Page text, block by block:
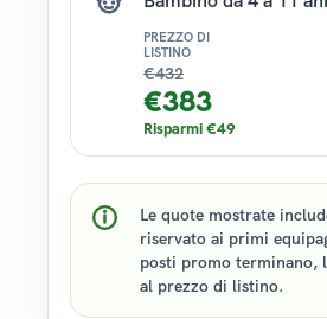
PREZZO DI
LISTINO
€432
€383
Risparmi€49
Le quote mostrate
riservato ai primi
posti promo terminano,
al prezzo di listino.